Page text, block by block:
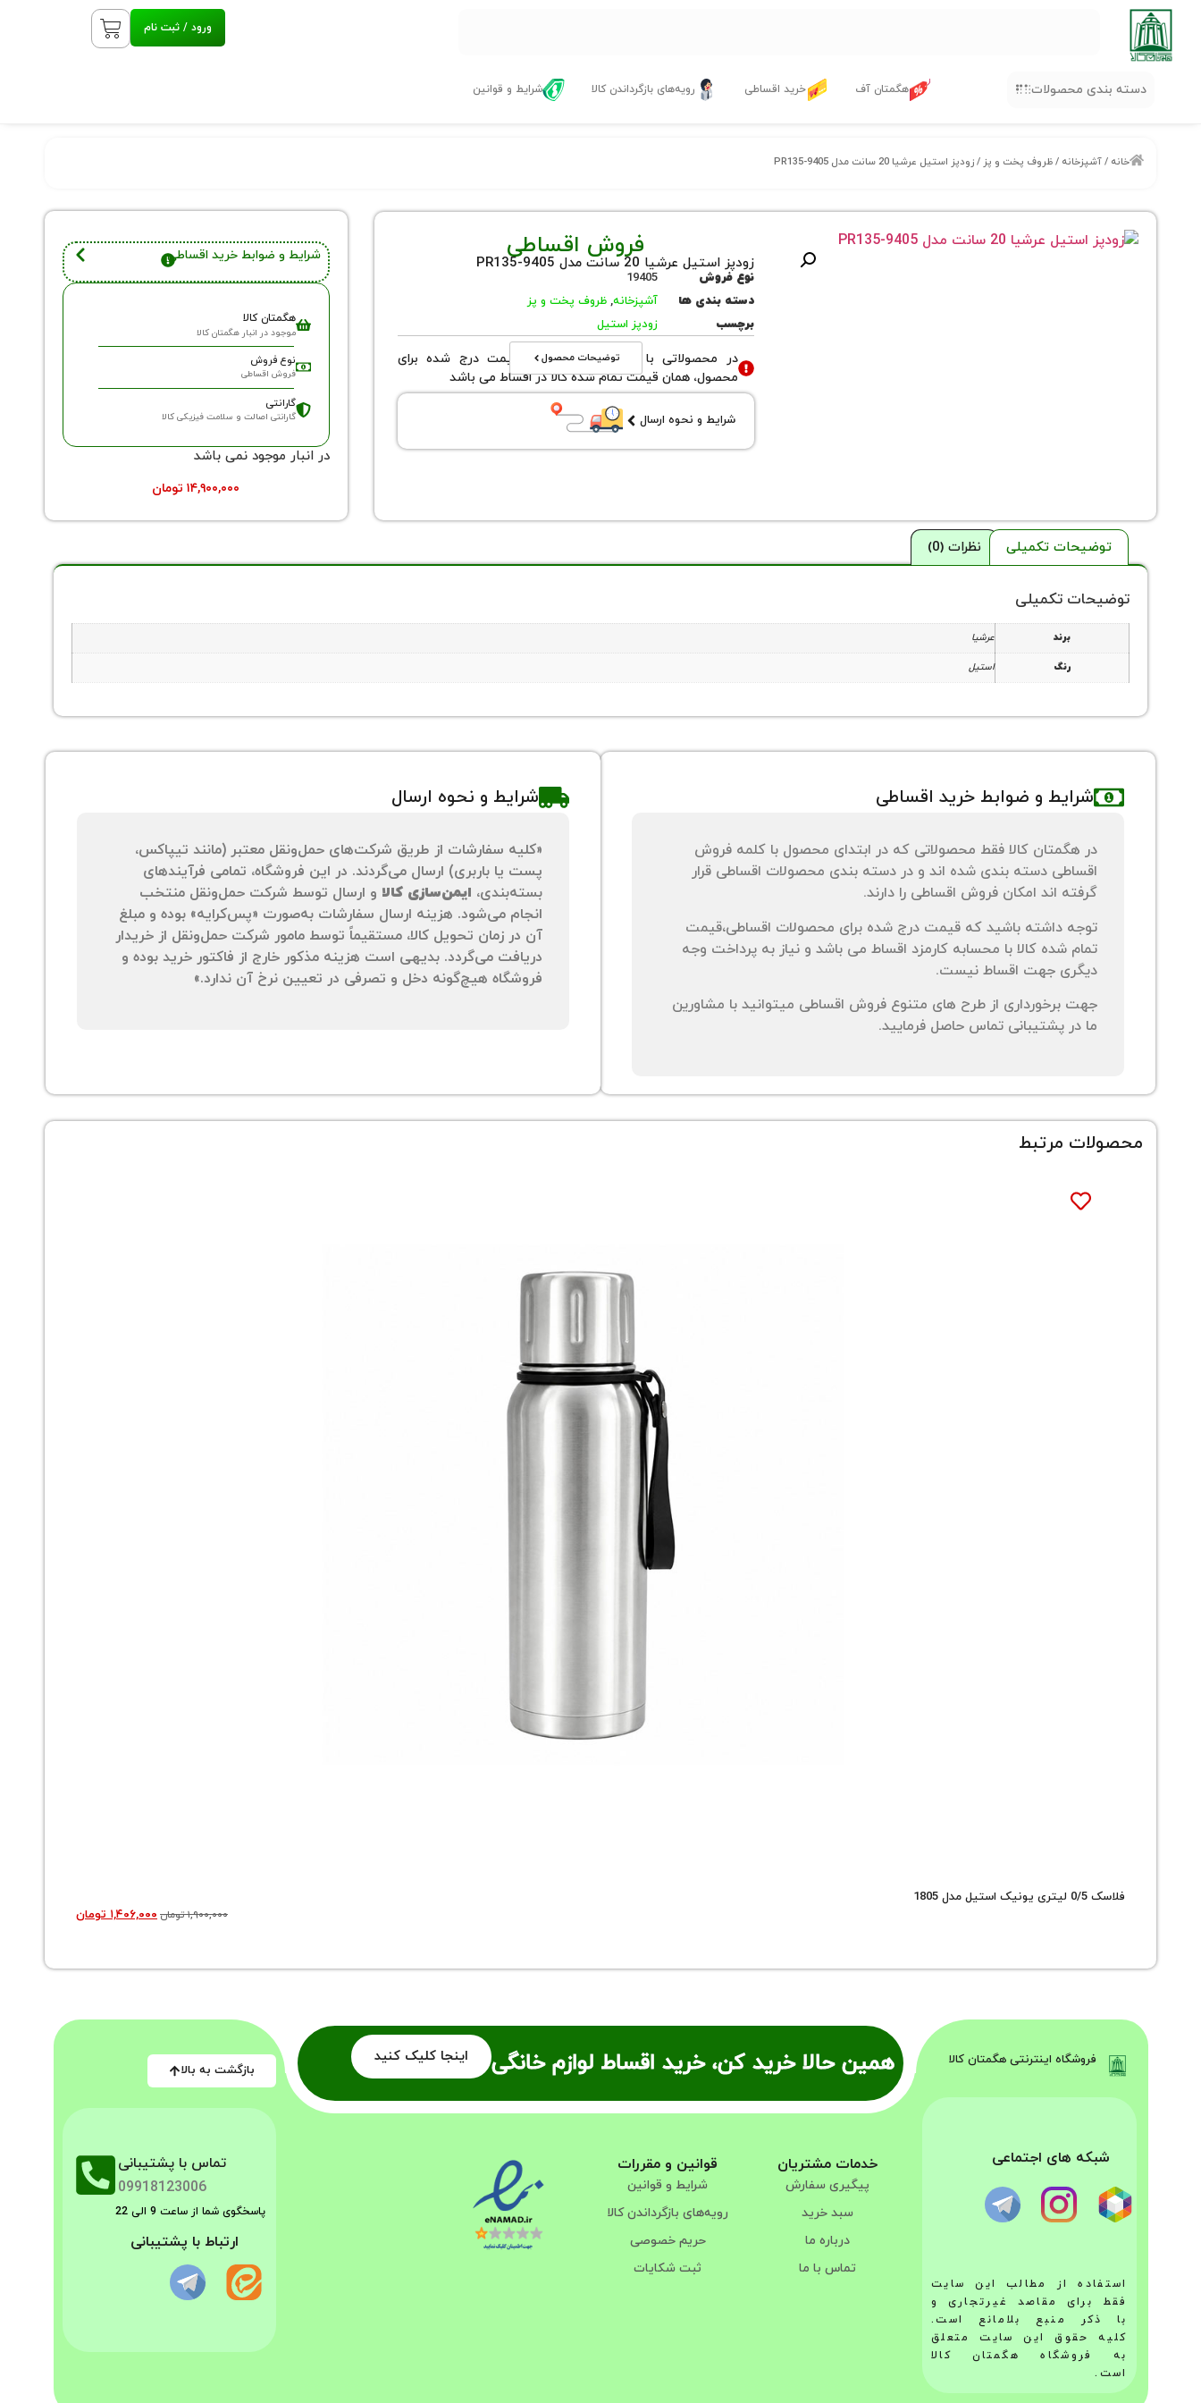
ورود / ثبت نام
دسته بندی محصولات هگمتان آف خرید اقساطی رویه‌های بازگرداندن کالا شرایط و قوانین
خانه /آشپزخانه /ظروف پخت و پز / زودپز استیل عرشیا 20 سانت مدل PR135-9405
فروش اقساطی
زودپز استیل عرشیا 20 سانت مدل PR135-9405
نوع فروش
19405
دسته بندی ها
آشپزخانه,ظروف پخت و پز
برچسب
زودپز استیل
توضیحات محصول
در محصولاتی با نوع فروش اقساطی قیمت درج شده برای
محصول، همان قیمت تمام شده کالا در اقساط می باشد
شرایط و نحوه ارسال
شرایط و ضوابط خرید اقساطی
هگمتان کالا
موجود در انبار هگمتان کالا
نوع فروش
فروش اقساطی
گارانتی
گارانتی اصالت و سلامت فیزیکی کالا
در انبار موجود نمی باشد
۱۴,۹۰۰,۰۰۰ تومان
توضیحات تکمیلی نظرات (0)
توضیحات تکمیلی
برند عرشیا
رنگ استیل
شرایط و ضوابط خرید اقساطی
در هگمتان کالا فقط محصولاتی که در ابتدای محصول با کلمه فروش
اقساطی دسته بندی شده اند و در دسته بندی محصولات اقساطی قرار
گرفته اند امکان فروش اقساطی را دارند.
توجه داشته باشید که قیمت درج شده برای محصولات اقساطی،قیمت
تمام شده کالا با محسابه کارمزد اقساط می باشد و نیاز به پرداخت وجه
دیگری جهت اقساط نیست.
جهت برخورداری از طرح های متنوع فروش اقساطی میتوانید با مشاورین
ما در پشتیبانی تماس حاصل فرمایید.
شرایط و نحوه ارسال
«کلیه سفارشات از طریق شرکت‌های حمل‌ونقل معتبر (مانند تیپاکس،
پست یا باربری) ارسال می‌گردند. در این فروشگاه، تمامی فرآیندهای
بسته‌بندی، ایمن‌سازی کالا و ارسال توسط شرکت حمل‌ونقل منتخب
انجام می‌شود. هزینه ارسال سفارشات به‌صورت «پس‌کرایه» بوده و مبلغ
آن در زمان تحویل کالا، مستقیماً توسط مامور شرکت حمل‌ونقل از خریدار
دریافت می‌گردد. بدیهی است هزینه مذکور خارج از فاکتور خرید بوده و
فروشگاه هیچ‌گونه دخل و تصرفی در تعیین نرخ آن ندارد.»
محصولات مرتبط
فلاسک 0/5 لیتری یونیک استیل مدل 1805
۱,۹۰۰,۰۰۰تومان۱,۴۰۶,۰۰۰ تومان
همین حالا خرید کن، خرید اقساط لوازم خانگی اینجا کلیک کنید فروشگاه اینترنتی هگمتان کالا
شبکه های اجتماعی
استفاده از مطالب این سایت
فقط برای مقاصد غیرتجاری و
با ذکر منبع بلامانع است.
کلیه حقوق این سایت متعلق
به فروشگاه هگمتان کالا
است.
خدمات مشتریان
پیگیری سفارش
سبد خرید
درباره ما
تماس با ما
قوانین و مقررات
شرایط و قوانین
رویه‌های بازگرداندن کالا
حریم خصوصی
ثبت شکایات
بازگشت به بالا
تماس با پشتیبانی
09918123006
پاسخگوی شما از ساعت 9 الی 22
ارتباط با پشتیبانی